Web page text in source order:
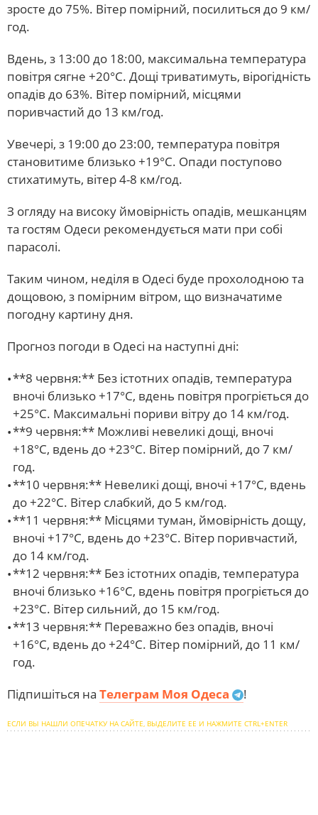
зросте до 75%. Вітер помірний, посилиться до 9 км/
год.
Вдень, з 13:00 до 18:00, максимальна температура
повітря сягне +20°С. Дощі триватимуть, вірогідність
опадів до 63%. Вітер помірний, місцями
поривчастий до 13 км/год.
Увечері, з 19:00 до 23:00, температура повітря
становитиме близько +19°С. Опади поступово
стихатимуть, вітер 4-8 км/год.
З огляду на високу ймовірність опадів, мешканцям
та гостям Одеси рекомендується мати при собі
парасолі.
Таким чином, неділя в Одесі буде прохолодною та
дощовою, з помірним вітром, що визначатиме
погодну картину дня.
Прогноз погоди в Одесі на наступні дні:
**8 червня:** Без істотних опадів, температура
вночі близько +17°С, вдень повітря прогріється до
+25°С. Максимальні пориви вітру до 14 км/год.
**9 червня:** Можливі невеликі дощі, вночі
+18°С, вдень до +23°С. Вітер помірний, до 7 км/
год.
**10 червня:** Невеликі дощі, вночі +17°С, вдень
до +22°С. Вітер слабкий, до 5 км/год.
**11 червня:** Місцями туман, ймовірність дощу,
вночі +17°С, вдень до +23°С. Вітер поривчастий,
до 14 км/год.
**12 червня:** Без істотних опадів, температура
вночі близько +16°С, вдень повітря прогріється до
+23°С. Вітер сильний, до 15 км/год.
**13 червня:** Переважно без опадів, вночі
+16°С, вдень до +24°С. Вітер помірний, до 11 км/
год.
Підпишіться на Телеграм Моя Одеса !
ЕСЛИ ВЫ НАШЛИ ОПЕЧАТКУ НА САЙТЕ, ВЫДЕЛИТЕ ЕЕ И НАЖМИТЕ CTRL+ENTER